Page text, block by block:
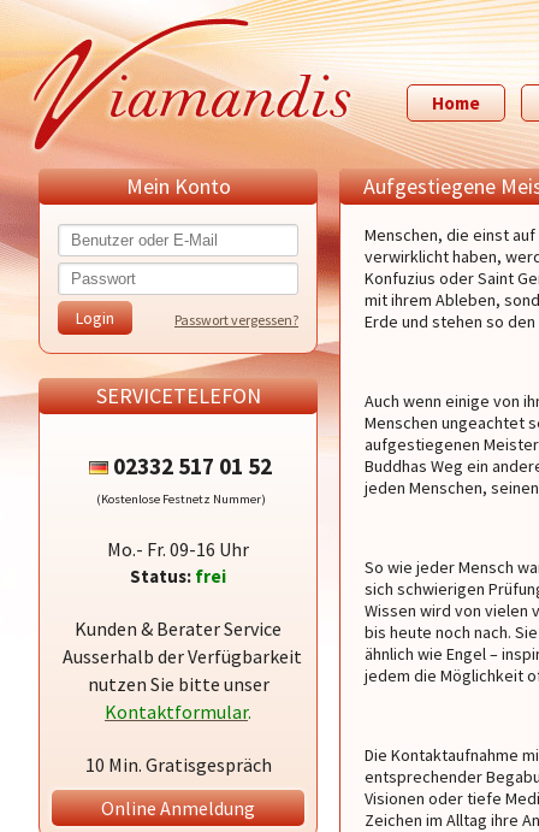
Home
Mein Konto
Passwort vergessen?
SERVICETELEFON
02332 517 01 52
(Kostenlose Festnetz Nummer)
Mo.- Fr. 09-16 Uhr
Status: frei
Kunden & Berater Service
Ausserhalb der Verfügbarkeit
nutzen Sie bitte unser
Kontaktformular.
10 Min. Gratisgespräch
Online Anmeldung
Aufgestiegene
Menschen, die einst
verwirklicht haben,
Konfuzius oder Saint
mit ihrem Ableben,
Erde und stehen so
Auch wenn einige von
Menschen ungeachtet
aufgestiegenen
Buddhas Weg ein
jeden Menschen,
So wie jeder Mensch
sich schwierigen
Wissen wird von vielen
bis heute noch nach.
ähnlich wie Engel –
jedem die Möglichkeit
Die Kontaktaufnahme
entsprechender
Visionen oder tiefe
Zeichen im Alltag ihre